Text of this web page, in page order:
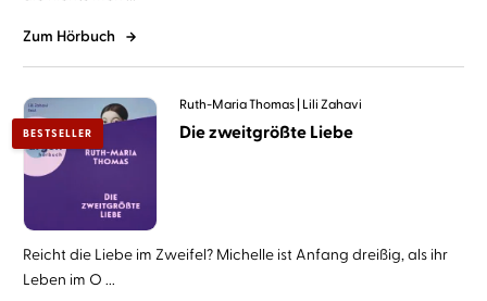
Zum Hörbuch
BESTSELLER
Ruth-Maria Thomas Lili Zahavi
Die zweitgrößte Liebe
Reicht die Liebe im Zweifel? Michelle ist Anfang dreißig, als ihr
Leben im O ...